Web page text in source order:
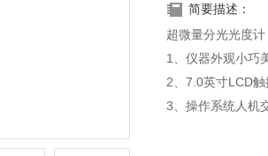
简要描述：
超微量分光光度
1、仪器外观小巧
2、7.0英寸LCD
3、操作系统人机